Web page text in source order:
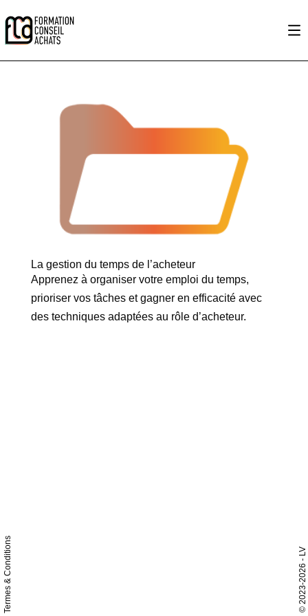
La gestion du temps de l’acheteur
Apprenez à organiser votre emploi du temps,
prioriser vos tâches et gagner en efficacité avec
des techniques adaptées au rôle d’acheteur.
Termes & Conditions ©
2023-2026
- LV